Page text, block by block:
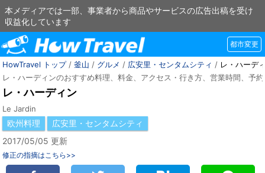
本メディアでは一部、事業者から商品やサービスの広告出稿を受け
収益化しています
都市変更
HowTravel トップ/ 釜山 / グルメ / 広安里・センタムシティ / レ・ハーデ
レ・ハーディンのおすすめ料理、料金、アクセス・行き方、営業時間、予約
レ・ハーディン
Le Jardin
欧州料理
広安里・センタムシティ
2017/05/05 更新
修正の指摘はこちら>>